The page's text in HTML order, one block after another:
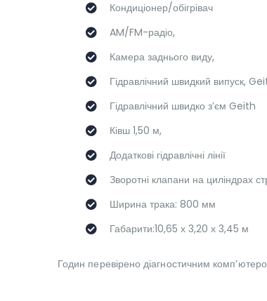
Кондиціонер/обігрівач
AM/FM-радіо,
Камера заднього виду,
Гідравлічний швидкий випуск,
Гідравлічний швидко з’єм Geith
Ківш 1,50 м,
Додаткові гідравлічні лінії
Зворотні клапани на циліндрах
Ширина трака: 800 мм
Габарити:10,65 х 3,20 х 3,45 м
Годин перевірено діагностичним